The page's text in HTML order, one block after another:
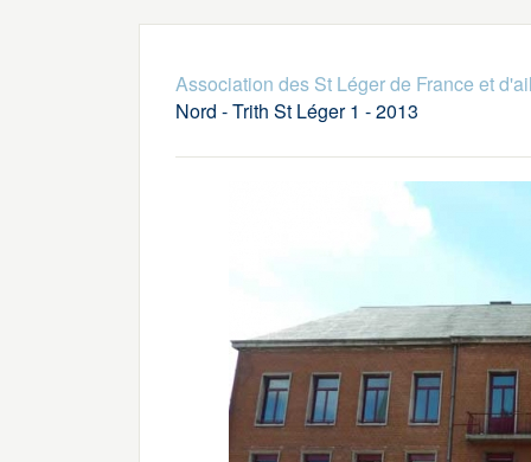
Association des St Léger de France et
Nord - Trith St Léger 1 - 2013